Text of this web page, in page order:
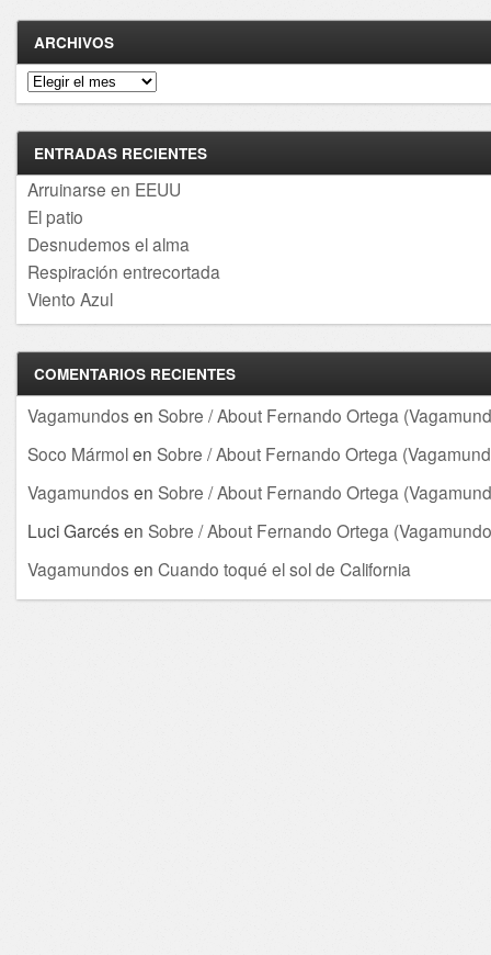
ARCHIVOS
Archivos
ENTRADAS RECIENTES
Arruinarse en EEUU
El patio
Desnudemos el alma
Respiración entrecortada
Viento Azul
COMENTARIOS RECIENTES
Vagamundos en Sobre / About Fernando Ortega
Soco Mármolen Sobre / About Fernando Ortega
Vagamundos en Sobre / About Fernando Ortega
Luci Garcés en Sobre / About Fernando Ortega
Vagamundos en Cuando toqué el sol de California